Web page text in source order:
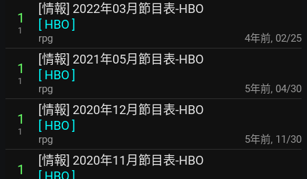
1
1
[情報] 2022年03月節目表-HBO
[ HBO]
rpg 4年前, 02/25
1
1
[情報] 2021年05月節目表-HBO
[ HBO]
rpg 5年前, 04/30
1
1
[情報] 2020年12月節目表-HBO
[ HBO]
rpg 5年前, 11/30
1
[情報] 2020年11月節目表-HBO
[ HBO]